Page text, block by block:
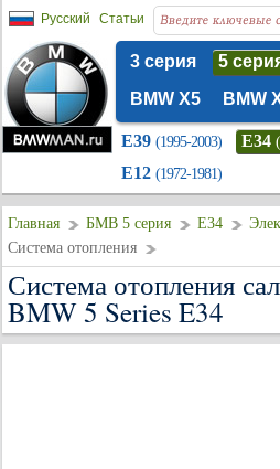
Русский Статьи
3 серия 5
BMW X5
BMW
E39 (1995-2003) E34
E12 (1972-1981)
Главная БМВ 5 серия E34
Система отопления
Система отопления
BMW 5 Series E34